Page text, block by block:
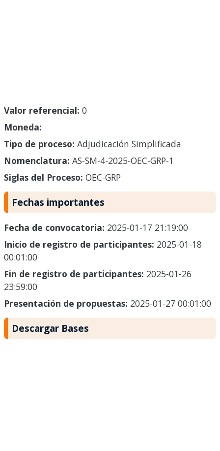
Valor referencial: 0
Moneda:
Tipo de proceso: Adjudicación Simplificada
Nomenclatura: AS-SM-4-2025-OEC-GRP-1
Siglas del Proceso: OEC-GRP
Fechas importantes
Fecha de convocatoria: 2025-01-17 21:19:00
Inicio de registro de participantes: 2025-01-18
00:01:00
Fin de registro de participantes: 2025-01-26
23:59:00
Presentación de propuestas: 2025-01-27 00:01:00
Descargar Bases